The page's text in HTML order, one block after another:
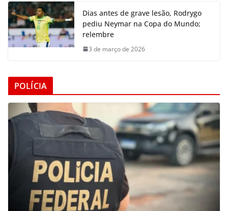
Dias antes de grave lesão, Rodrygo
pediu Neymar na Copa do Mundo;
relembre
3 de março de 2026
POLÍCIA